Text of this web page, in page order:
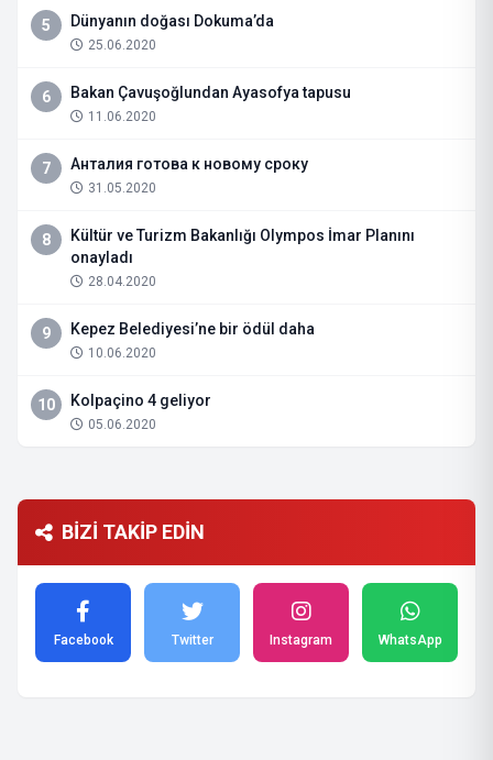
5 Dünyanın doğası Dokuma’da
25.06.2020
6 Bakan Çavuşoğlundan Ayasofya tapusu
11.06.2020
7 Анталия готова к новому сроку
31.05.2020
8
Kültür ve Turizm Bakanlığı Olympos İmar Planını
onayladı
28.04.2020
9 Kepez Belediyesi’ne bir ödül daha
10.06.2020
10 Kolpaçino 4 geliyor
05.06.2020
BİZİ TAKİP EDİN
Facebook Twitter Instagram WhatsApp